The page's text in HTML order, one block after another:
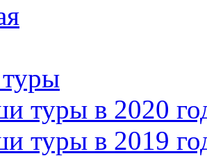
туры в 2020
туры в 2019